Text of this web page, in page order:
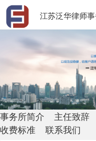
江苏泛华律师
事务所简介 主任致辞
收费标准
联系我们